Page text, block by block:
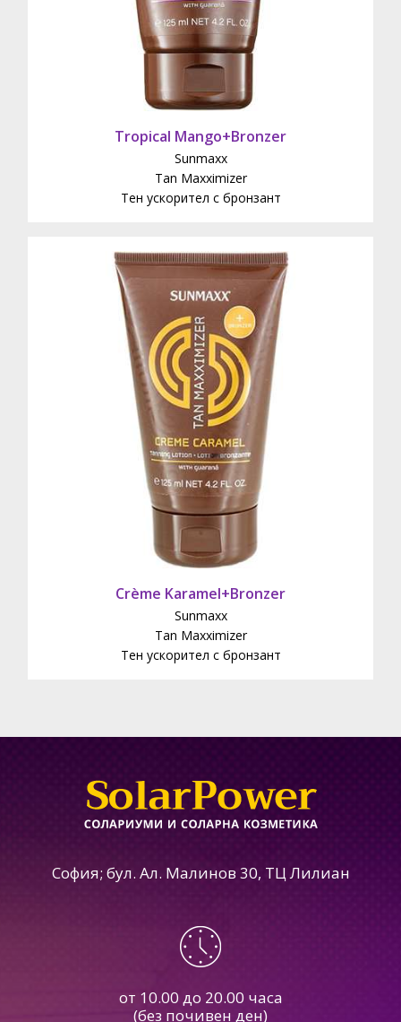
Tropical Mango+Bronzer
Sunmaxx
Tan Maxximizer
Тен ускорител с бронзант
Crème Karamel+Bronzer
Sunmaxx
Tan Maxximizer
Тен ускорител с бронзант
София; бул. Ал. Малинов 30, ТЦ Лилиан
от 10.00 до 20.00 часа
(без почивен ден)